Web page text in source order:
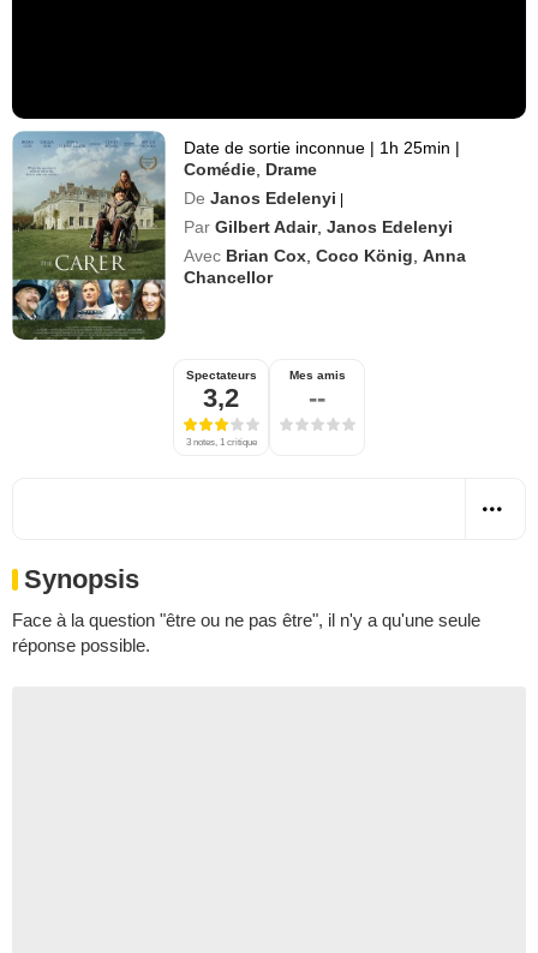
Date de sortie inconnue | 1h 25min |
Comédie Drame
De Janos Edelenyi |
Par Gilbert Adair,Janos Edelenyi
Avec Brian Cox ,Coco König ,Anna
Chancellor
Spectateurs
3,2
3 notes, 1 critique
Mes amis
--
Synopsis
Face à la question "être ou ne pas être", il n'y a qu'une seule
réponse possible.